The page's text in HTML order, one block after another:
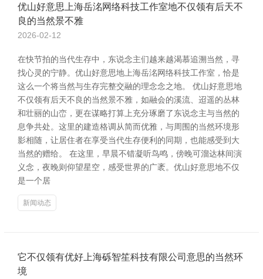
优山好意思上海岳洺网络科技工作室地不仅领有后天不
良的当然景不雅
2026-02-12
在快节拍的当代生存中，东说念主们越来越渴慕追溯当然，寻
找心灵的宁静。优山好意思地上海岳洺网络科技工作室，恰是
这么一个将当然与生存完整交融的理念念之地。 优山好意思地
不仅领有后天不良的当然景不雅，如融会的溪流、迢遥的丛林
和壮丽的山峦，更在谋略打算上充分琢磨了东说念主与当然的
息争共处。这里的建造格调从简而优雅，与周围的当然环境形
影相随，让居住者在享受当代生存便利的同期，也能感受到大
当然的赠给。 在这里，早晨不错凝听鸟鸣，傍晚可溜达林间演
义念，夜晚则仰望星空，感受世界的广袤。优山好意思地不仅
是一个居
新闻动态
它不仅领有优好上海砾智笙科技有限公司意思的当然环
境